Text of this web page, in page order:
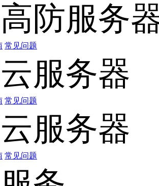
防服务
常见问题
服务器
常见问题
服务器
常见问题